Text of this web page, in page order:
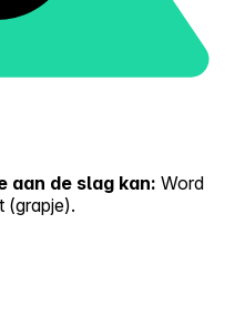
aan de slag kan: Word
(grapje).